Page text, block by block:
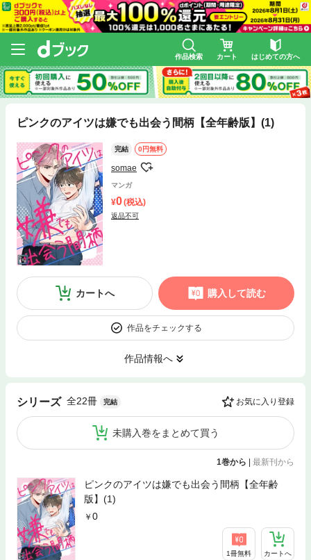
作品検索 カート はじめての方へ
ピンクのアイツは嫌でも出会う間柄【全年齢版】(1)
完結 0円無料
somae
マンガ
0(税込)
返品不可
カートへ 購入して読む
作品をチェックする
作品情報へ
シリーズ 全22冊 完結 お気に入り登録
未購入巻をまとめて買う
1巻から | 最新刊から
ピンクのアイツは嫌でも出会う間柄【全年齢
版】(1)
0
1冊無料 カートへ